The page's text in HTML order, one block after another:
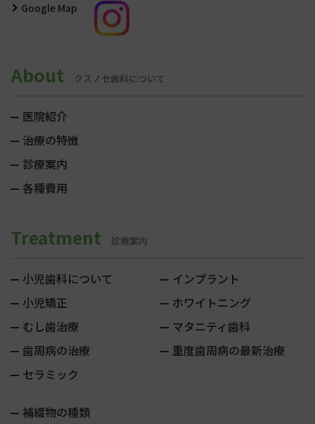
Google Map
About クスノセ歯科について
医院紹介
治療の特徴
診療案内
各種費用
Treatment 診療案内
小児歯科について
小児矯正
むし歯治療
歯周病の治療
セラミック
インプラント
ホワイトニング
マタニティ歯科
重度歯周病の最新治療
補綴物の種類